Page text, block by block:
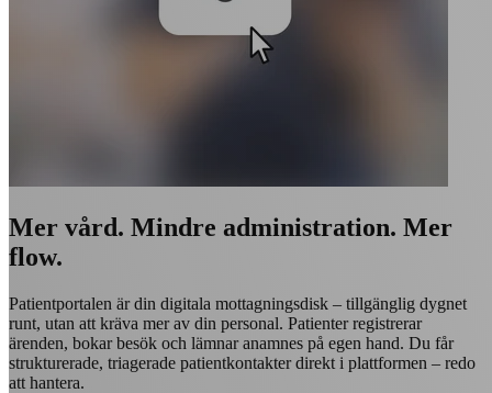
Mer vård. Mindre administration. Mer
flow.
Patientportalen är din digitala mottagningsdisk – tillgänglig dygnet
runt, utan att kräva mer av din personal. Patienter registrerar
ärenden, bokar besök och lämnar anamnes på egen hand. Du får
strukturerade, triagerade patientkontakter direkt i plattformen – redo
att hantera.